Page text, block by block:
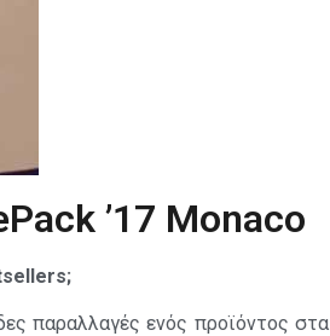
’17 Monaco
παραλλαγές ενός προϊόντος στα